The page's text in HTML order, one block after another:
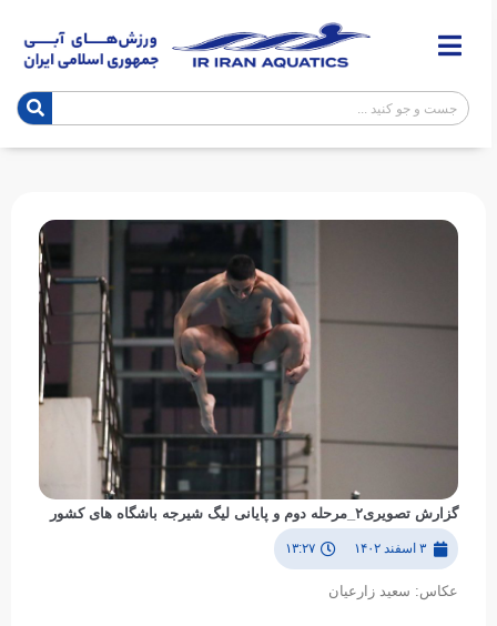
گزارش تصویری۲_مرحله دوم و پایانی لیگ شیرجه باشگاه های کشور
۳ اسفند ۱۴۰۲ ۱۳:۲۷
عکاس: سعید زارعیان